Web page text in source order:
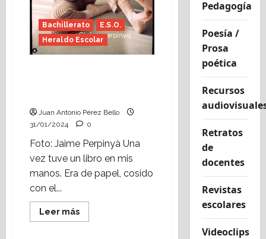
Bachillerato
E.S.O.
Heraldo Escolar
Juan Antonio Pérez Bello
31/01/2024
0
Foto: Jaime Perpinyà Una
vez tuve un libro en mis
manos. Era de papel, cosido
con el...
Leer másLeer
más
Pedagogía
Poesía /
Prosa
poética
Recursos
Retratos
de
docentes
Revistas
escolares
Videoclips